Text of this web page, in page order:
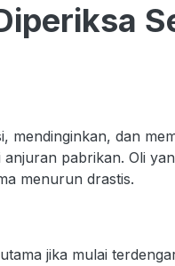
mendinginkan, dan
pabrikan. Oli
menurun drastis.
jika mulai